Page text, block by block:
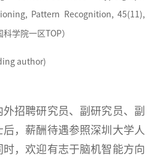
Pattern Recognition, 45(11),
科学院一区TOP）
author)
招聘研究员、副研究员、副
，薪酬待遇参照深圳大学人
，欢迎有志于脑机智能方向